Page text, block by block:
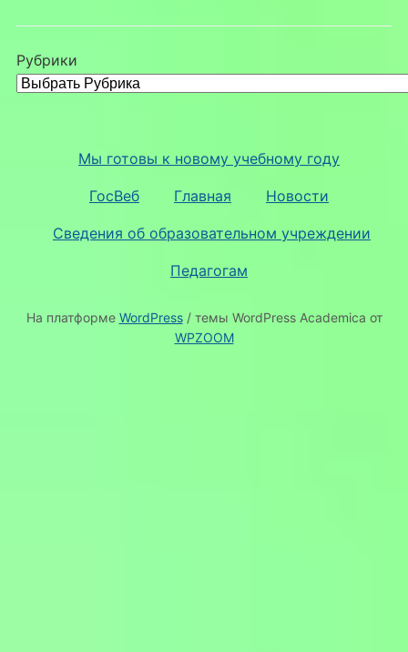
Рубрики
Мы готовы к новому учебному году
ГосВеб Главная Новости
Сведения об образовательном учреждении
Педагогам
На платформе WordPress/ темы WordPress Academica от
WPZOOM